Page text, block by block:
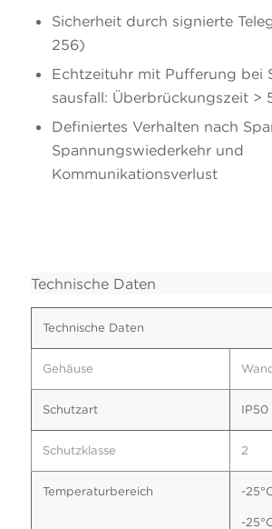
Sicherheit durch signierte
256)
Echtzeituhr mit Pufferung bei
sausfall: Überbrückungszeit >
Definiertes Verhalten nach
Spannungswiederkehr und
Kommunikationsverlust
Technische Daten
Technische Daten
Gehäuse
Schutzart IP50
Schutzklasse 2
Temperaturbereich -
-